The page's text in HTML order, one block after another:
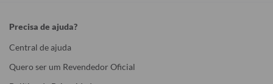
Precisa de ajuda?
Central de ajuda
Quero ser um Revendedor Oficial